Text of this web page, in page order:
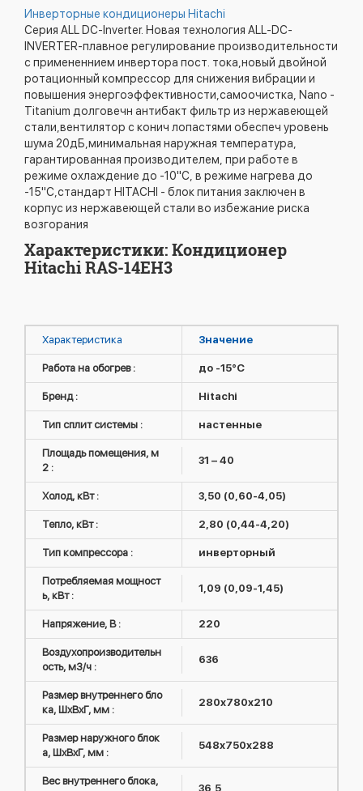
Инверторные кондиционеры Hitachi
Серия ALL DC-Inverter. Новая технология ALL-DC-
INVERTER-плавное регулирование производительности
с примененнием инвертора пост. тока,новый двойной
ротационный компрессор для снижения вибрации и
повышения энергоэффективности,самоочистка, Nano -
Titanium долговечн антибакт фильтр из нержавеющей
стали,вентилятор с конич лопастями обеспеч уровень
шума 20дБ,минимальная наружная температура,
гарантированная производителем, при работе в
режиме охлаждение до -10"C, в режиме нагрева до
-15''C,cтандарт HITACHI - блок питания заключен в
корпус из нержавеющей стали во избежание риска
возгорания
Характеристики: Кондиционер
Hitachi RAS-14EH3
Характеристика Значение
Работа на обогрев : до -15°C
Бренд : Hitachi
Тип сплит системы : настенные
Площадь помещения, м
2 :
31 – 40
Холод, кВт : 3,50 (0,60-4,05)
Тепло, кВт : 2,80 (0,44-4,20)
Тип компрессора : инверторный
Потребляемая мощност
ь, кВт :
1,09 (0,09-1,45)
Напряжение, В : 220
Воздухопроизводительн
ость, м3/ч :
636
Размер внутреннего бло
ка, ШxВxГ, мм :
280x780x210
Размер наружного блок
а, ШxВxГ, мм :
548x750x288
Вес внутреннего блока,
36,5